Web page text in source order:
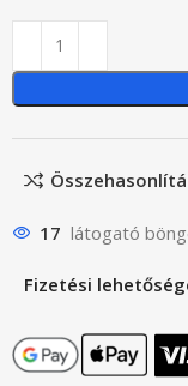
17 látogató
Fizetési